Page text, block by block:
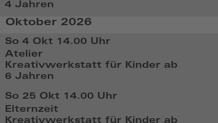
14:09
4 Jahren
So,
Sep
27
2026,
14:09
Oktober 2026
So 4 Okt 14.00 Uhr
Atelier
Kreativwerkstatt für Kinder ab
6 Jahren
Okt
4
2026,
So 25 Okt 14.00 Uhr
Elternzeit
Kreativwerkstatt für Kinder ab